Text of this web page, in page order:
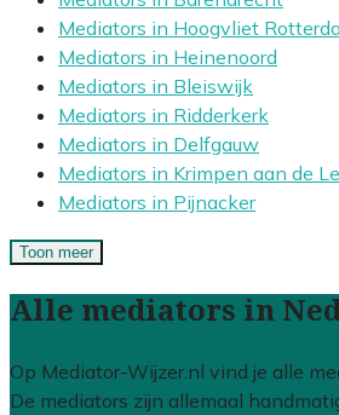
Mediators in Hoogvliet
Mediators in Heinenoord
Mediators in Bleiswijk
Mediators in Ridderkerk
Mediators in Delfgauw
Mediators in Krimpen aan de
Mediators in Pijnacker
Toon meer
Alle mediators in
Op Mediator-Wijzer.nl vind je alle
De mediators zijn allemaal